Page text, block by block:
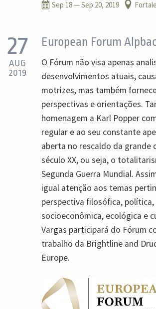
Sep 18— Sep 20, 2019
27
AUG
2019
European Forum
O Fórum não visa apenas
desenvolvimentos atuais,
motrizes, mas também
perspectivas e orientações.
homenagem a Karl Popper
regular e ao seu constante
aberta no rescaldo da grande
século XX, ou seja, o
Segunda Guerra Mundial.
igual atenção aos temas
perspectiva filosófica, política,
socioeconômica, ecológica e
Vargas participará do Fórum
trabalho da Brightline and
Europe.